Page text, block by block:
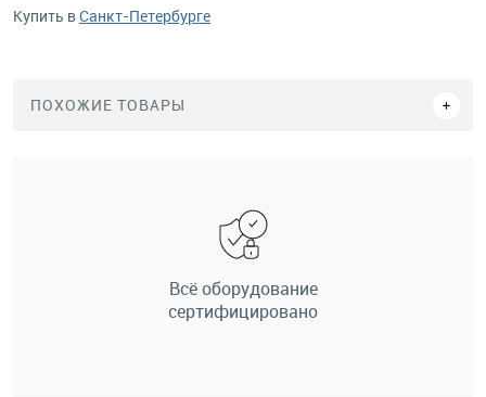
Купить вСанкт-Петербурге
ПОХОЖИЕ ТОВАРЫ
Всё оборудование
сертифицировано